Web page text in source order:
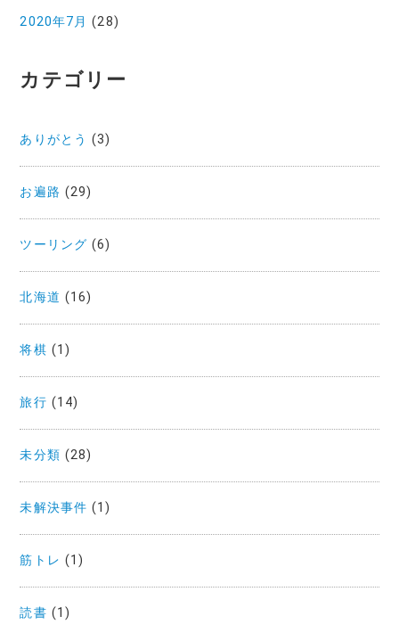
2020年7月 (28)
カテゴリー
ありがとう (3)
お遍路 (29)
ツーリング (6)
北海道 (16)
将棋 (1)
旅行 (14)
未分類 (28)
未解決事件 (1)
筋トレ (1)
読書 (1)